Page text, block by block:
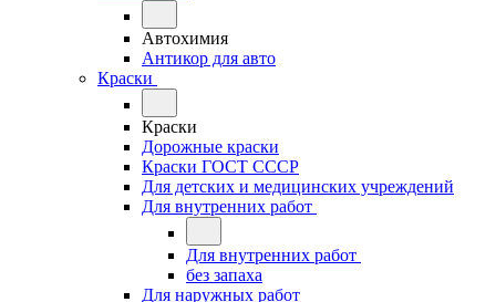
Автохимия
Антикор для авто
Краски
Краски
Дорожные краски
Краски ГОСТ СССР
Для детских и медицинских учреждений
Для внутренних работ
Для внутренних работ
без запаха
Для наружных работ